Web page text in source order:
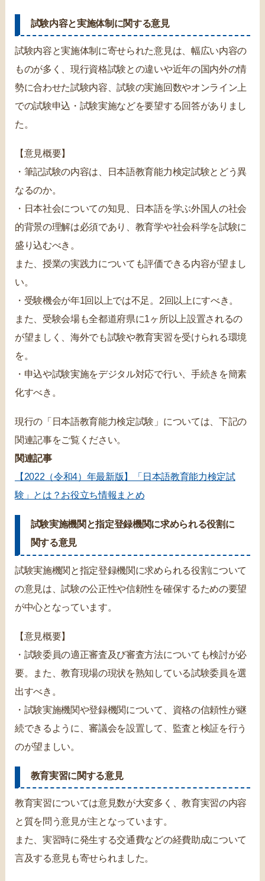
試験内容と実施体制に関する意見
試験内容と実施体制に寄せられた意見は、幅広い内容の
ものが多く、現行資格試験との違いや近年の国内外の情
勢に合わせた試験内容、試験の実施回数やオンライン上
での試験申込・試験実施などを要望する回答がありまし
た。
【意見概要】
・筆記試験の内容は、日本語教育能力検定試験とどう異
なるのか。
・日本社会についての知見、日本語を学ぶ外国人の社会
的背景の理解は必須であり、教育学や社会科学を試験に
盛り込むべき。
また、授業の実践力についても評価できる内容が望まし
い。
・受験機会が年1回以上では不足。2回以上にすべき。
また、受験会場も全都道府県に1ヶ所以上設置されるの
が望ましく、海外でも試験や教育実習を受けられる環境
を。
・申込や試験実施をデジタル対応で行い、手続きを簡素
化すべき。
現行の「日本語教育能力検定試験」については、下記の
関連記事をご覧ください。
関連記事
【2022（令和4）年最新版】「日本語教育能力検定試
験」とは？お役立ち情報まとめ
試験実施機関と指定登録機関に求められる役割に
関する意見
試験実施機関と指定登録機関に求められる役割について
の意見は、試験の公正性や信頼性を確保するための要望
が中心となっています。
【意見概要】
・試験委員の適正審査及び審査方法についても検討が必
要。また、教育現場の現状を熟知している試験委員を選
出すべき。
・試験実施機関や登録機関について、資格の信頼性が継
続できるように、審議会を設置して、監査と検証を行う
のが望ましい。
教育実習に関する意見
教育実習については意見数が大変多く、教育実習の内容
と質を問う意見が主となっています。
また、実習時に発生する交通費などの経費助成について
言及する意見も寄せられました。